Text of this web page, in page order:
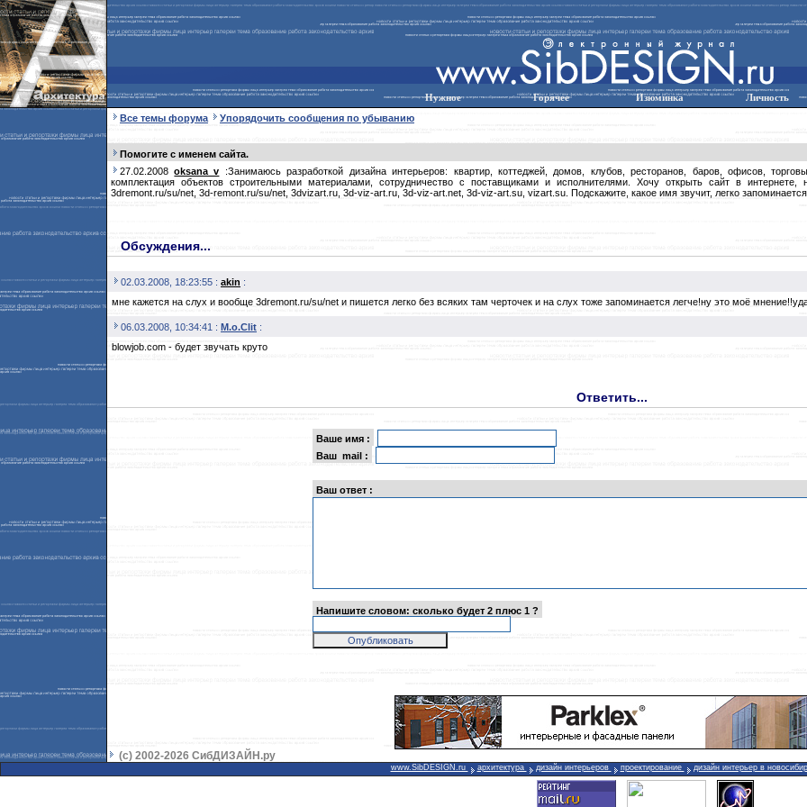
Нужное Горячее Изюминка
Личность
Все темы форума
Упорядочить сообщения по убыванию
Помогите с именем сайта.
27.02.2008oksana_v :Занимаюсь разработкой дизайна интерьеров: квартир, коттеджей, домов, клубов, ресторанов, баров, офисов,
комплектация объектов строительными материалами, сотрудничество с поставщиками и исполнителями. Хочу открыть сайт в
3dremont.ru/su/net, 3d-remont.ru/su/net, 3dvizart.ru, 3d-viz-art.ru, 3d-viz-art.net, 3d-viz-art.su, vizart.su. Подскажите, какое имя звучит, легко
Обсуждения...
02.03.2008, 18:23:55 : akin :
мне кажется на слух и вообще 3dremont.ru/su/net и пишется легко без всяких там черточек и на слух тоже запоминается легче!ну это моё
06.03.2008, 10:34:41 : M.o.Сlit :
blowjob.com - будет звучать круто
Ответить...
Ваше имя :
Ваш mail :
Ваш ответ :
Напишите словом: сколько будет 2 плюс 1 ?
(с) 2002-2026 СибДИЗАЙН.ру
www.SibDESIGN.ru архитектура дизайн интерьеров проектирование дизайн интерьер в